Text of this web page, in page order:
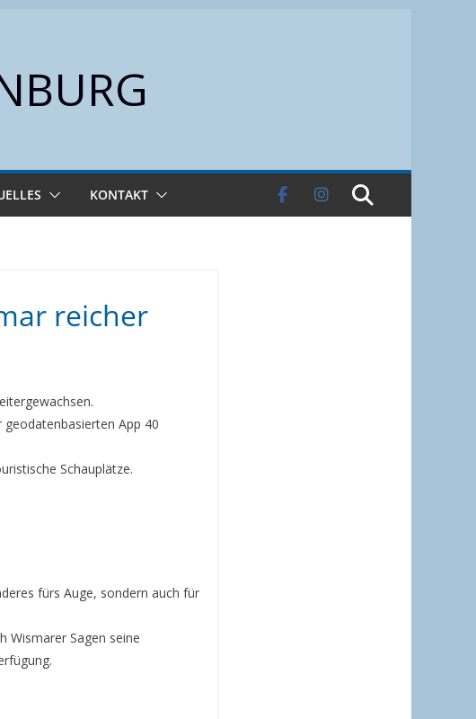
KONTAKT
reicher
App 40
Schauplätze.
fürs Auge, sondern auch für
Wismarer Sagen seine